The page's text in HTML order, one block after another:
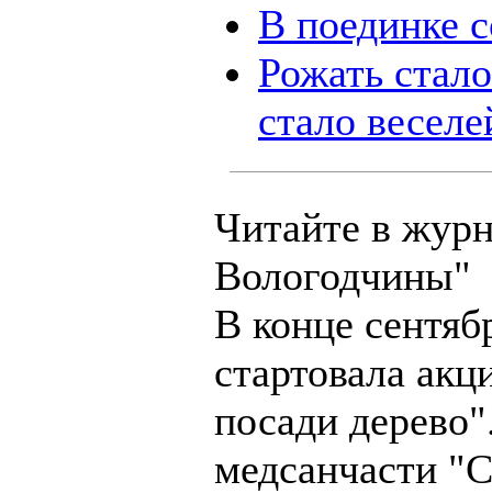
В поединке
Рожать
стало
Читайте в
Вологодчины"
В конце
стартовала
посади
медсанчасти